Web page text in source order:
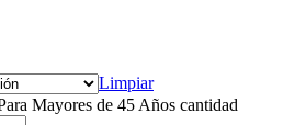
Limpiar
Mayores de 45 Años cantidad